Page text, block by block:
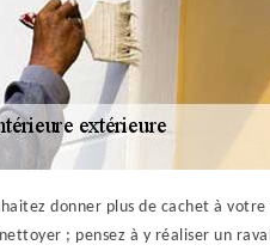
donner plus de cachet à votre
; pensez à y réaliser un